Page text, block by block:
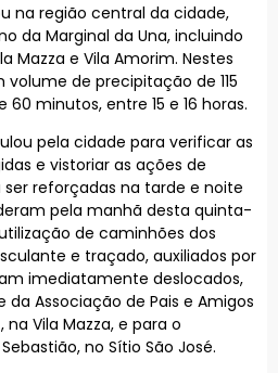
na região central da cidade,
da Marginal da Una, incluindo
Mazza e Vila Amorim. Nestes
de precipitação de 115
minutos, entre 15 e 16 horas.
pela cidade para verificar as
e vistoriar as ações de
reforçadas na tarde e noite
pela manhã desta quinta-
de caminhões dos
e traçado, auxiliados por
imediatamente deslocados,
da Associação de Pais e Amigos
Vila Mazza, e para o
no Sítio São José.